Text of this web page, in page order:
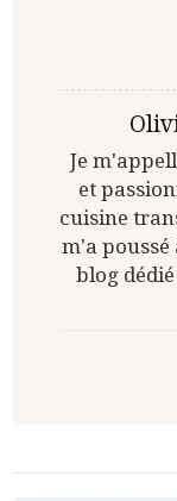
Je
et
cuisine
m'a poussé
blog